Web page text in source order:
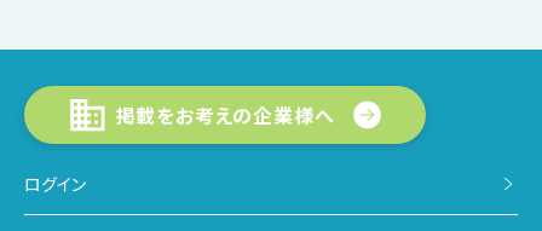
掲載をお考えの企業様へ
ログイン